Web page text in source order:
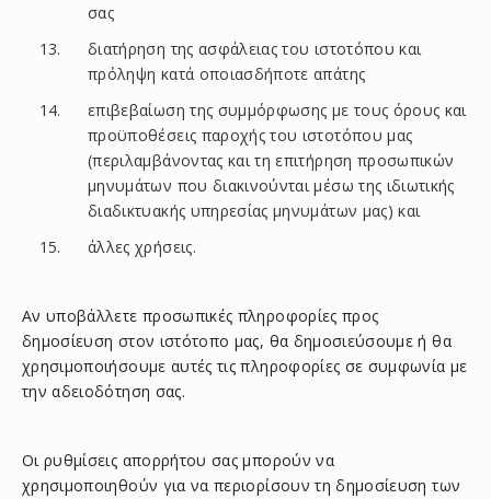
σας
διατήρηση της ασφάλειας του ιστοτόπου και
πρόληψη κατά οποιασδήποτε απάτης
επιβεβαίωση της συμμόρφωσης με τους όρους και
προϋποθέσεις παροχής του ιστοτόπου μας
(περιλαμβάνοντας και τη επιτήρηση προσωπικών
μηνυμάτων που διακινούνται μέσω της ιδιωτικής
διαδικτυακής υπηρεσίας μηνυμάτων μας) και
άλλες χρήσεις.
Αν υποβάλλετε προσωπικές πληροφορίες προς
δημοσίευση στον ιστότοπο μας, θα δημοσιεύσουμε ή θα
χρησιμοποιήσουμε αυτές τις πληροφορίες σε συμφωνία με
την αδειοδότηση σας.
Οι ρυθμίσεις απορρήτου σας μπορούν να
χρησιμοποιηθούν για να περιορίσουν τη δημοσίευση των